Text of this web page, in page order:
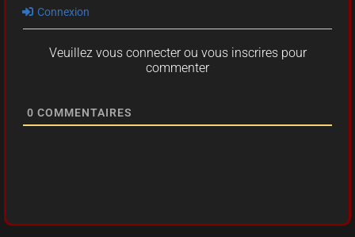
Connexion
Veuillez vous connecter ou vous inscrires pour
commenter
0 COMMENTAIRES